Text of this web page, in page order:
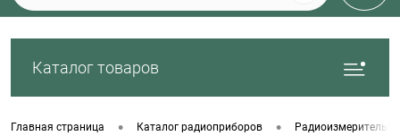
Каталог товаров
Главная страница • Каталог радиоприборов •